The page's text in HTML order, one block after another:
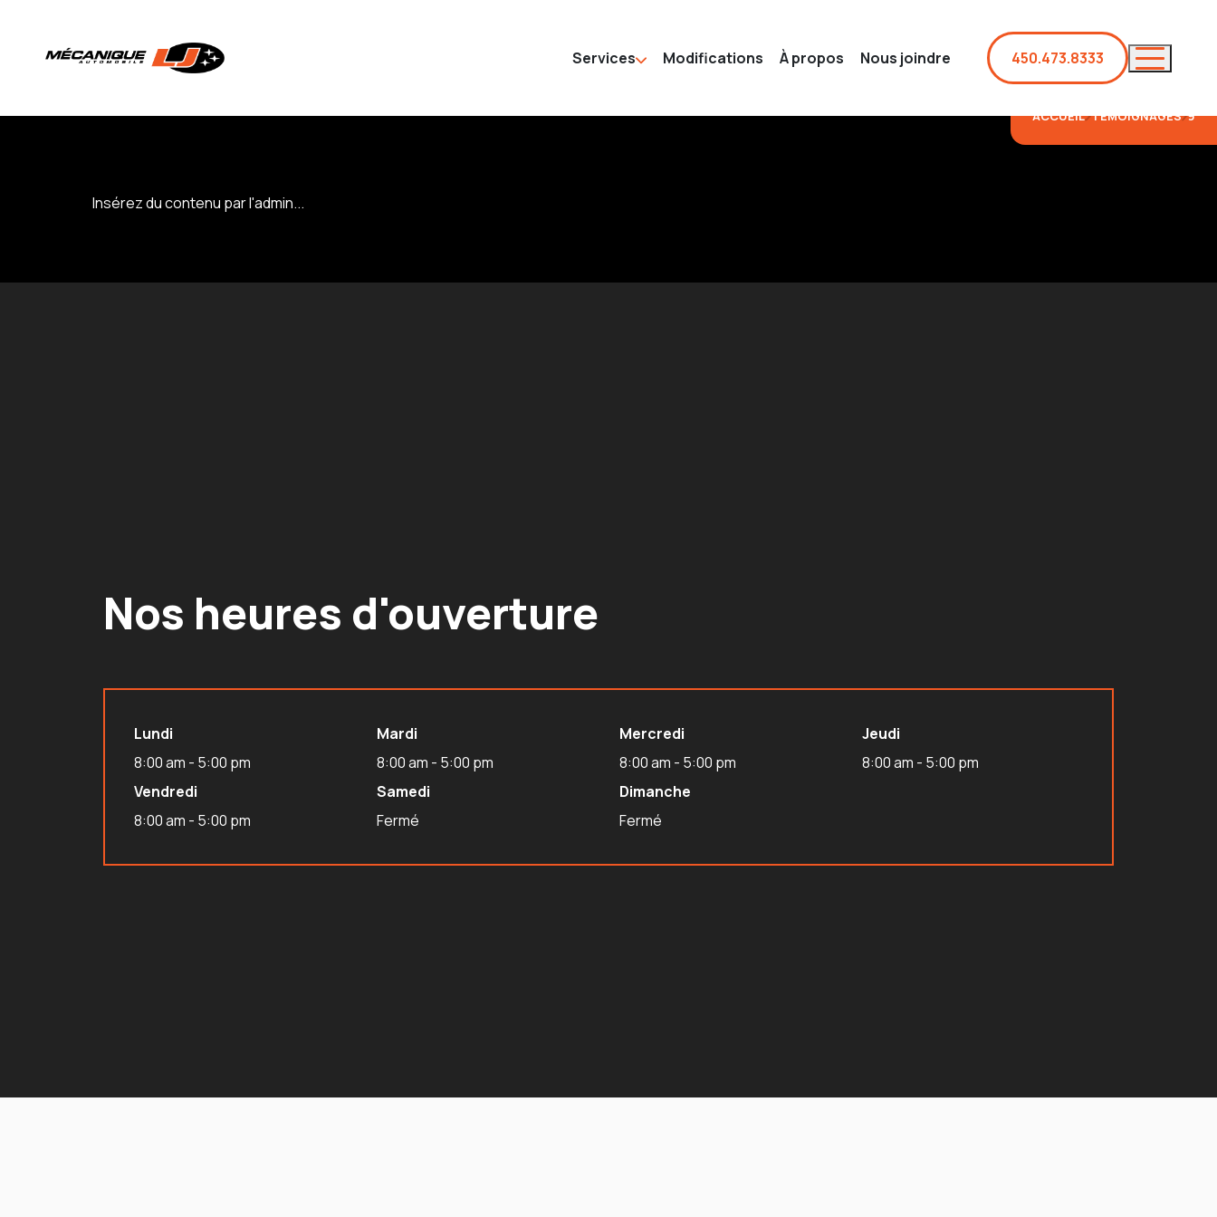
Services Modifications À propos Nous joindre 450.473.8333
ACCUEIL TÉMOIGNAGES 9
Insérez du contenu par l'admin...
Nos heures d'ouverture
Lundi
8:00 am - 5:00 pm
Mardi
8:00 am - 5:00 pm
Mercredi
8:00 am - 5:00 pm
Jeudi
8:00 am - 5:00 pm
Vendredi
8:00 am - 5:00 pm
Samedi
Fermé
Dimanche
Fermé